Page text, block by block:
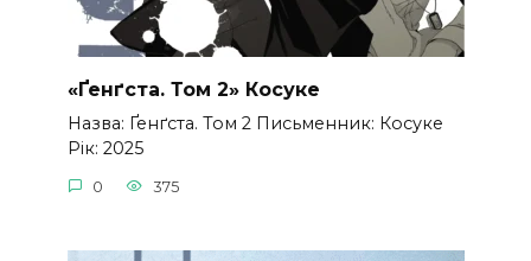
«Ґенґста. Том 2» Косуке
Назва: Ґенґста. Том 2 Письменник: Косуке
Рік: 2025
0 375